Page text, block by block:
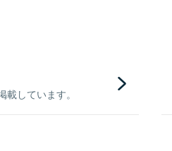
しています。